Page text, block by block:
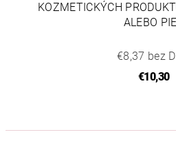
KOZMETICKÝCH
ALEBO
€8,37 bez
€10,30